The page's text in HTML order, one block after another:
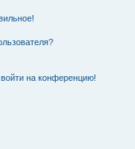
на конференцию!